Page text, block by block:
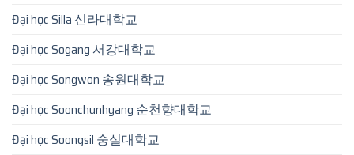
Đại học Silla 신라대학교
Đại học Sogang 서강대학교
Đại học Songwon 송원대학교
Đại học Soonchunhyang 순천향대학교
Đại học Soongsil 숭실대학교